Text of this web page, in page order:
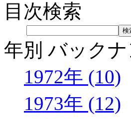
目次検索
年別 バック
1972年 (10)
1973年 (12)